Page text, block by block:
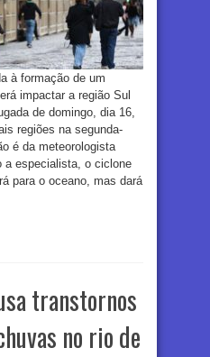
à formação de um
impactar a região Sul
de domingo, dia 16,
regiões na segunda-
é da meteorologista
a especialista, o ciclone
para o oceano, mas dará
transtornos
no rio de